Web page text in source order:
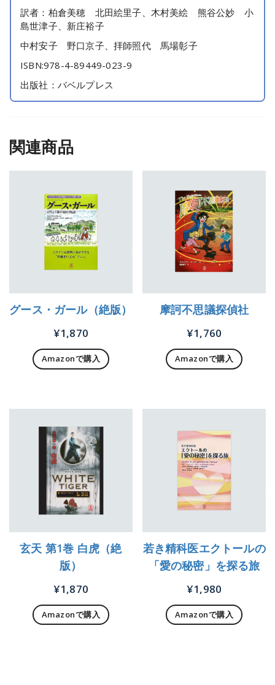
訳者：柏倉美穂 北田絵里子、木村美絵 熊谷公妙 小
島世津子、新庄裕子
中村安子 野口京子、拝師照代 馬場彰子
ISBN:978-4-89449-023-9
出版社：バベルプレス
関連商品
グース・ガール（絶版）
¥1,870
Amazonで購入
摩訶不思議探偵社
¥1,760
Amazonで購入
玄天 第1巻 白虎（絶
版）
¥1,870
Amazonで購入
若き精科医エクトールの
「愛の秘密」を探る旅
¥1,980
Amazonで購入